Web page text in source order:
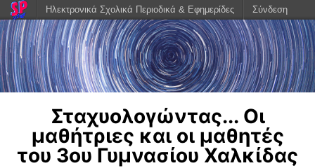
Σταχυολογώντας... Οι
μαθήτριες και οι μαθητές
του 3ου Γυμνασίου Χαλκίδας
Ηλεκτρονικά Σχολικά Περιοδικά & Εφημερίδες Σύνδεση